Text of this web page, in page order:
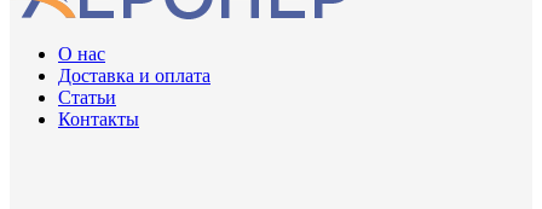
О нас
Доставка и оплата
Статьи
Контакты